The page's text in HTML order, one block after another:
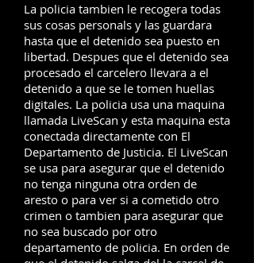
La policia tambien le recogera todas
sus cosas personals y las guardara
hasta que el detenido sea puesto en
libertad. Despues que el detenido sea
procesado el carcelero llevara a el
detenido a que se le tomen huellas
digitales. La policia usa una maquina
llamada LiveScan y esta maquina esta
conectada directamente con El
Departamento de Justicia. El LiveScan
se usa para asegurar que el detenido
no tenga ninguna otra orden de
aresto o para ver si a cometido otro
crimen o tambien para asegurar que
no sea buscado por otro
departamento de policia. En orden de